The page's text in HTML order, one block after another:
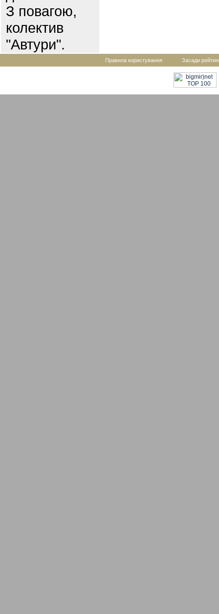
З повагою,
колектив
"Автури".
Правила користування Засади